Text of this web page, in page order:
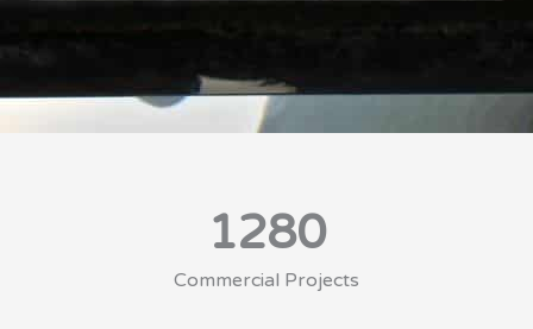
1280
Commercial Projects